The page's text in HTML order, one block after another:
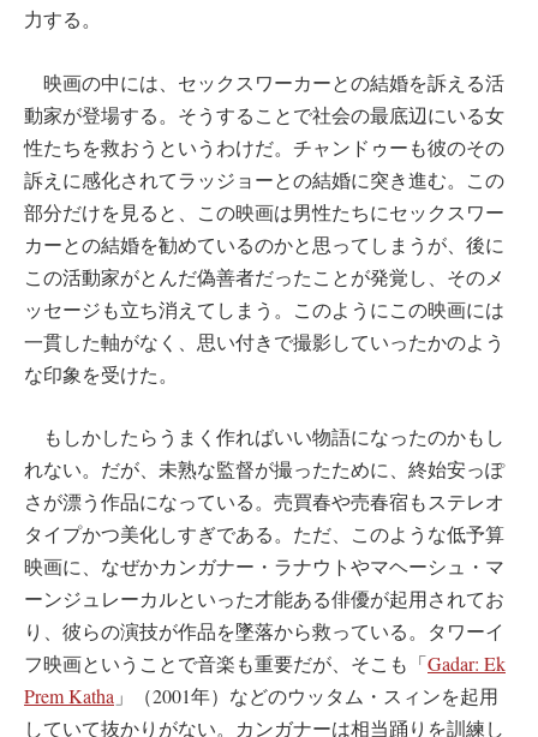
力する。
映画の中には、セックスワーカーとの結婚を訴える活
動家が登場する。そうすることで社会の最底辺にいる女
性たちを救おうというわけだ。チャンドゥーも彼のその
訴えに感化されてラッジョーとの結婚に突き進む。この
部分だけを見ると、この映画は男性たちにセックスワー
カーとの結婚を勧めているのかと思ってしまうが、後に
この活動家がとんだ偽善者だったことが発覚し、そのメ
ッセージも立ち消えてしまう。このようにこの映画には
一貫した軸がなく、思い付きで撮影していったかのよう
な印象を受けた。
もしかしたらうまく作ればいい物語になったのかもし
れない。だが、未熟な監督が撮ったために、終始安っぽ
さが漂う作品になっている。売買春や売春宿もステレオ
タイプかつ美化しすぎである。ただ、このような低予算
映画に、なぜかカンガナー・ラナウトやマヘーシュ・マ
ーンジュレーカルといった才能ある俳優が起用されてお
り、彼らの演技が作品を墜落から救っている。タワーイ
フ映画ということで音楽も重要だが、そこも「Gadar: Ek
Prem Katha 」（2001年）などのウッタム・スィンを起用
していて抜かりがない。カンガナーは相当踊りを訓練し